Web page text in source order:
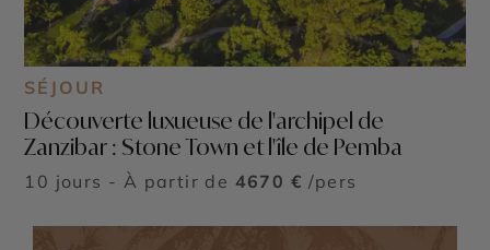
SÉJOUR
Découverte luxueuse de l'archipel de
Zanzibar : Stone Town et l'île de Pemba
10 jours - À partir de 4670 € /pers